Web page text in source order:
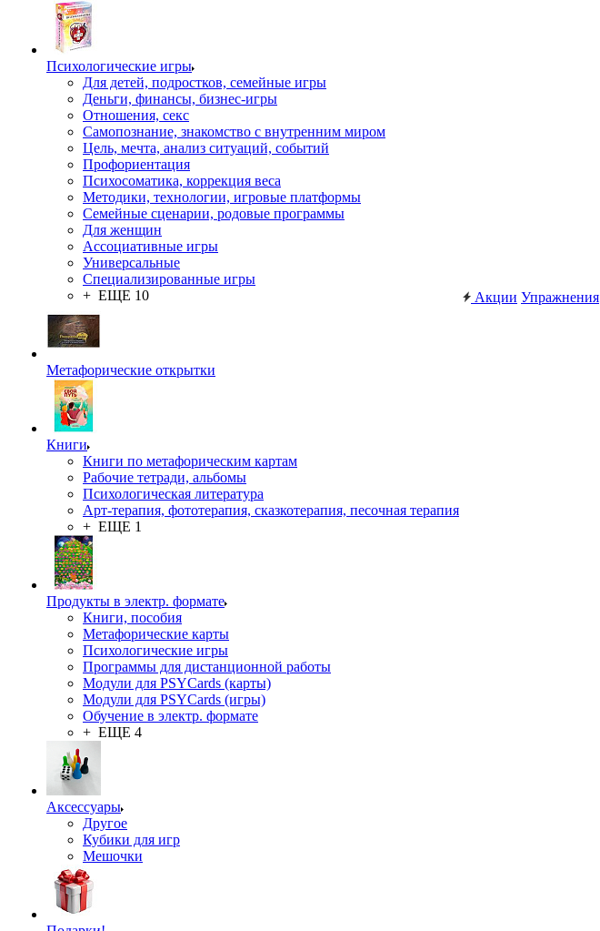
Психологические игры
Для детей, подростков, семейные игры
Деньги, финансы, бизнес-игры
Отношения, секс
Самопознание, знакомство с внутренним миром
Цель, мечта, анализ ситуаций, событий
Профориентация
Психосоматика, коррекция веса
Методики, технологии, игровые платформы
Семейные сценарии, родовые программы
Для женщин
Ассоциативные игры
Универсальные
Специализированные игры
+ ЕЩЕ 10
Метафорические открытки
Книги
Книги по метафорическим картам
Рабочие тетради, альбомы
Психологическая литература
Арт-терапия, фототерапия, сказкотерапия, песочная терапия
+ ЕЩЕ 1
Продукты в электр. формате
Книги, пособия
Метафорические карты
Психологические игры
Программы для дистанционной работы
Модули для PSYCards (карты)
Модули для PSYCards (игры)
Обучение в электр. формате
+ ЕЩЕ 4
Аксессуары
Другое
Кубики для игр
Мешочки
Акции Упражнения